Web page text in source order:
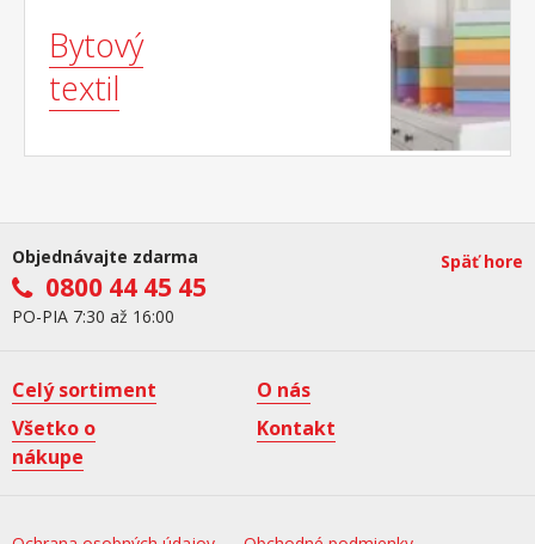
Bytový
textil
Objednávajte zdarma
0800 44 45 45
PO-PIA 7:30 až 16:00
Späť hore
Celý sortiment
O nás
Všetko o
nákupe
Kontakt